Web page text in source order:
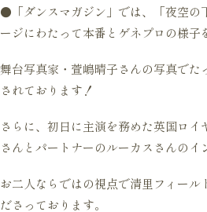
●「ダンスマガジン」では、「夜空の
ージにわたって本番とゲネプロの様子
舞台写真家・萱嶋晴子さんの写真でた
されております！
さらに、初日に主演を務めた英国ロ
さんとパートナーのルーカスさんのイ
お二人ならではの視点で清里フィール
ださっております。